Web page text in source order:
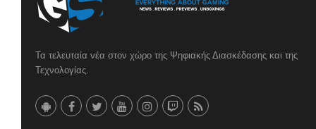
Τα τελευταία νέα στον χώρο της Ψηφιακής Διασκέδασης και της
Τεχνολογίας.